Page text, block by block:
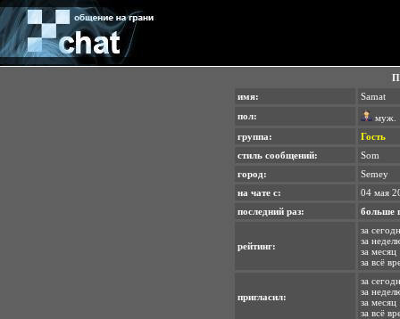
имя:
Samat
пол:
муж.
группа:
Гость
стиль сообщений:
Som
город:
Semey
на чате с:
04 мая
последний раз:
больше
рейтинг:
за
за
за
за всё
пригласил:
за
за
за
за всё